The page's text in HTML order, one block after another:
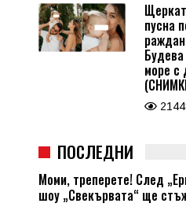
пусна
море с
ПОСЛЕДНИ
Моми, треперете! След
шоу „Свекървата“ ще